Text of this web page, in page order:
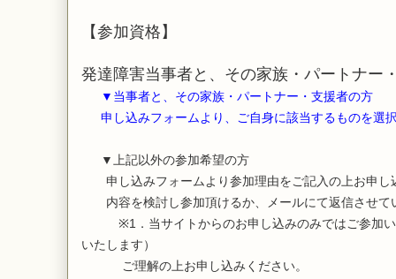
【参加資格】
発達障害当事者と、その家族・パートナー
▼当事者と、その家族・パートナー・支援者の方
申し込みフォームより、ご自身に該当するものを選
▼上記以外の参加希望の方
申し込みフォームより参加理由をご記入の上お申し
内容を検討し参加頂けるか、メールにて返信させて
※1．当サイトからのお申し込みのみではご参加い
いたします）
ご理解の上お申し込みください。